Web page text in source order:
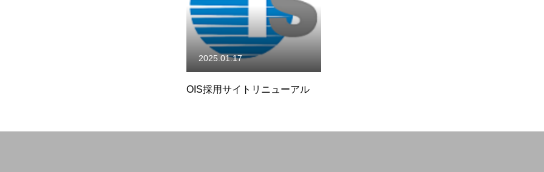
OIS採用サイトリニューアル
2025.01.17